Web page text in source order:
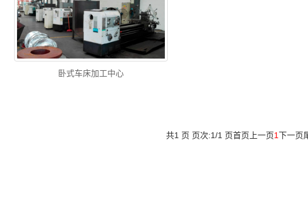
卧式车床加工中心
共1 页 页次:1/1 页首页 上一页1下一页